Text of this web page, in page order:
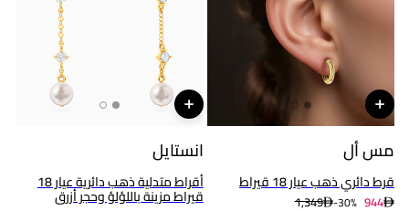
مس أل
قرط دائري ذهب عيار 18 قيراط
1,349 30%- 944
انستايل
أقراط متدلية ذهب دائرية عيار 18
قيراط مزينة باللؤلؤ وحجر أزرق